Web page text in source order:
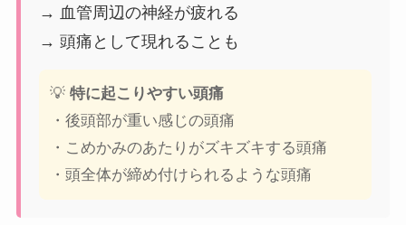
→ 血管周辺の神経が疲れる
→ 頭痛として現れることも
💡 特に起こりやすい頭痛
・後頭部が重い感じの頭痛
・こめかみのあたりがズキズキする頭痛
・頭全体が締め付けられるような頭痛